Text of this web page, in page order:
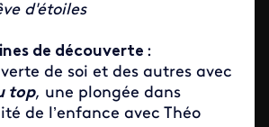
d'étoiles
de découverte :
de soi et des autres avec
top, une plongée dans
de l’enfance avec Théo